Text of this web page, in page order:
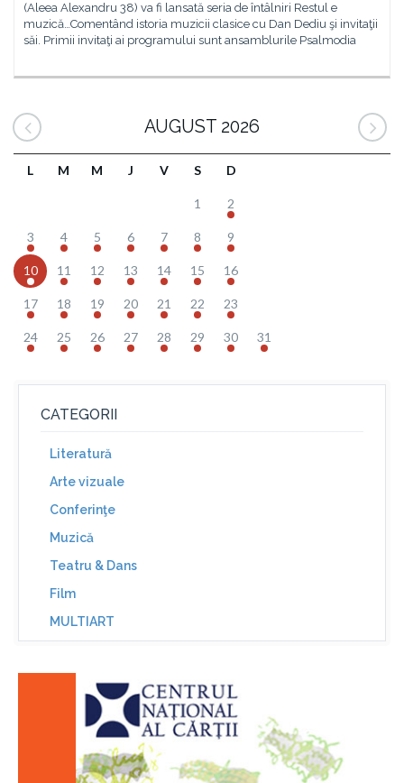
(Aleea Alexandru 38) va fi lansată seria de întâlniri Restul e
muzică…Comentând istoria muzicii clasice cu Dan Dediu şi invitaţii
săi. Primii invitaţi ai programului sunt ansamblurile Psalmodia
AUGUST 2026
L M M J V S D
1 2
3 4 5 6 7 8 9
10 11 12 13 14 15 16
17 18 19 20 21 22 23
24 25 26 27 28 29 30 31
CATEGORII
Literatură
Arte vizuale
Conferinţe
Muzică
Teatru & Dans
Film
MULTIART